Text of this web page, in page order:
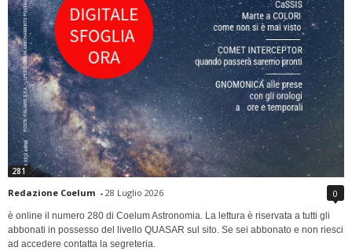
281
Redazione Coelum - 28 Luglio 2026 0
è online il numero 280 di Coelum Astronomia. La lettura è riservata a tutti gli
abbonati in possesso del livello QUASAR sul sito. Se sei abbonato e non riesci
ad accedere contatta la segreteria.